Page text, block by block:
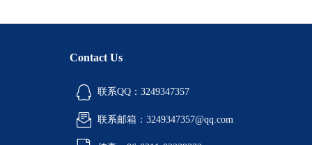
Contact Us
联系QQ：3249347357
联系邮箱：3249347357@qq.com